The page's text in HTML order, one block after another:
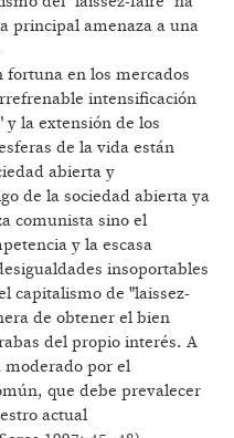
principal amenaza a una
fortuna en los mercados
intensificación
la extensión de los
de la vida están
abierta y
de la sociedad abierta ya
comunista sino el
y la escasa
insoportables
capitalismo de "laissez-
de obtener el bien
del propio interés. A
moderado por el
que debe prevalecer
actual